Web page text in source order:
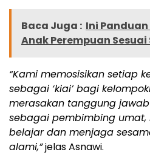
Baca Juga : Ini
Anak Perempuan
“Kami memosisikan setiap
sebagai ‘kiai’ bagi
merasakan tanggung
sebagai pembimbing umat,
belajar dan menjaga
alami,”jelas Asnawi.